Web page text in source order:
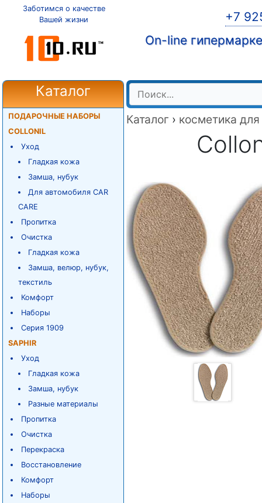
Заботимся о качестве
Вашей жизни
+7
On-line
Каталог
ПОДАРОЧНЫЕ НАБОРЫ
COLLONIL
Уход
Гладкая кожа
Замша, нубук
Для автомобиля CAR
CARE
Пропитка
Очистка
Гладкая кожа
Замша, велюр, нубук,
текстиль
Комфорт
Наборы
Серия 1909
SAPHIR
Уход
Гладкая кожа
Замша, нубук
Разные материалы
Пропитка
Очистка
Перекраска
Восстановление
Комфорт
Наборы
Каталог › косметика